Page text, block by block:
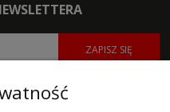
ZAPISZ SIĘ